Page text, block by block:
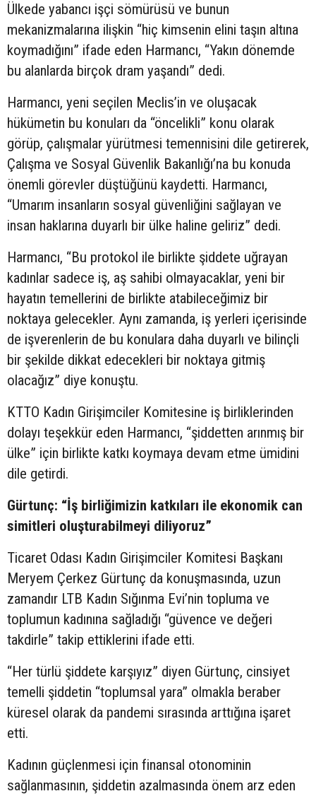
Ülkede yabancı işçi sömürüsü ve bunun
mekanizmalarına ilişkin “hiç kimsenin elini taşın altına
koymadığını” ifade eden Harmancı, “Yakın dönemde
bu alanlarda birçok dram yaşandı” dedi.
Harmancı, yeni seçilen Meclis’in ve oluşacak
hükümetin bu konuları da “öncelikli” konu olarak
görüp, çalışmalar yürütmesi temennisini dile getirerek,
Çalışma ve Sosyal Güvenlik Bakanlığı’na bu konuda
önemli görevler düştüğünü kaydetti. Harmancı,
“Umarım insanların sosyal güvenliğini sağlayan ve
insan haklarına duyarlı bir ülke haline geliriz” dedi.
Harmancı, “Bu protokol ile birlikte şiddete uğrayan
kadınlar sadece iş, aş sahibi olmayacaklar, yeni bir
hayatın temellerini de birlikte atabileceğimiz bir
noktaya gelecekler. Aynı zamanda, iş yerleri içerisinde
de işverenlerin de bu konulara daha duyarlı ve bilinçli
bir şekilde dikkat edecekleri bir noktaya gitmiş
olacağız” diye konuştu.
KTTO Kadın Girişimciler Komitesine iş birliklerinden
dolayı teşekkür eden Harmancı, “şiddetten arınmış bir
ülke” için birlikte katkı koymaya devam etme ümidini
dile getirdi.
Gürtunç: “İş birliğimizin katkıları ile ekonomik can
simitleri oluşturabilmeyi diliyoruz”
Ticaret Odası Kadın Girişimciler Komitesi Başkanı
Meryem Çerkez Gürtunç da konuşmasında, uzun
zamandır LTB Kadın Sığınma Evi’nin topluma ve
toplumun kadınına sağladığı “güvence ve değeri
takdirle” takip ettiklerini ifade etti.
“Her türlü şiddete karşıyız” diyen Gürtunç, cinsiyet
temelli şiddetin “toplumsal yara” olmakla beraber
küresel olarak da pandemi sırasında arttığına işaret
etti.
Kadının güçlenmesi için finansal otonominin
sağlanmasının, şiddetin azalmasında önem arz eden